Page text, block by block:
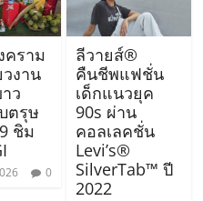
คราม
งาน
ว
ตรุษ
ชิม
0
ลีวายส์®
คืนชีพแฟชั่น
เด็กแนวยุค
90s ผ่าน
คอลเลคชั่น
Levi’s®
SilverTab™ ปี
2022